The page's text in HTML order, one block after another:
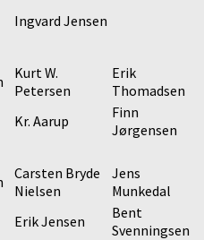
Ingvard Jensen
Kurt W.
Petersen
Erik
Thomadsen
Kr. Aarup
Finn
Jørgensen
Carsten Bryde
Nielsen
Jens
Munkedal
Erik Jensen
Bent
Svenningsen